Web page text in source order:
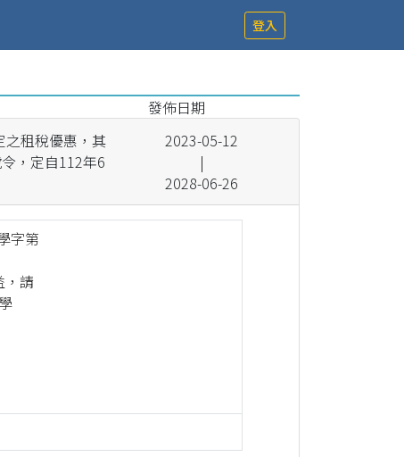
登入
發佈日期
之租稅優惠，其
，定自112年6
2023-05-12
|
2028-06-26
字第
，請